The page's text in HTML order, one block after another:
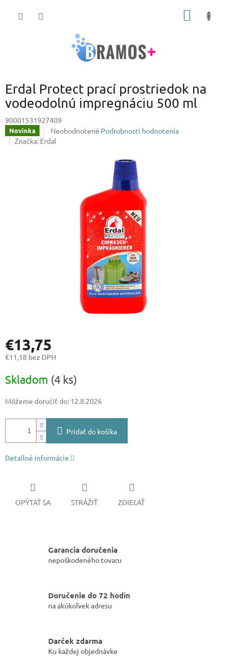
Erdal Protect prací prostriedok na
vodeodolnú impregnáciu 500 ml
90001531927409
Novinka
Priemerné
hodnotenie
hviezdičiek.
Neohodnotené Podrobnosti hodnotenia
Značka: Erdal
€13,75
€11,18 bez DPH
cena:
Skladom (4 ks)
Môžeme doručiť do: 12.8.2026
Pridať do košíka
Detailné informácie
OPÝTAŤ SA STRÁŽIŤ ZDIEĽAŤ
Garancia doručenia
nepoškodeného tovaru
Doručenie do 72 hodín
na akúkoľvek adresu
Darček zdarma
Ku každej objednávke